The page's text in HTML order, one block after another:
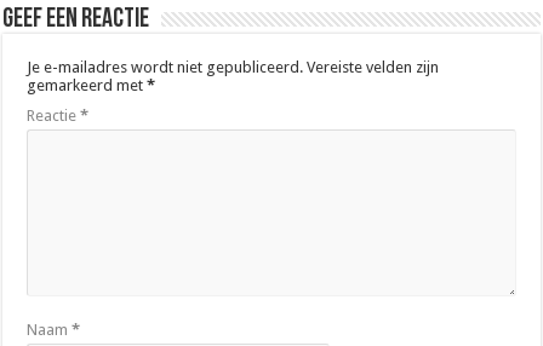
Geef een reactie
Je e-mailadres wordt niet gepubliceerd. Vereiste velden zijn
gemarkeerd met*
Reactie*
Naam*